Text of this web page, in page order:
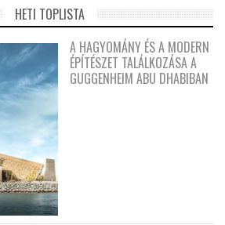
HETI TOPLISTA
A HAGYOMÁNY ÉS A MODERN
ÉPÍTÉSZET TALÁLKOZÁSA A
GUGGENHEIM ABU DHABIBAN